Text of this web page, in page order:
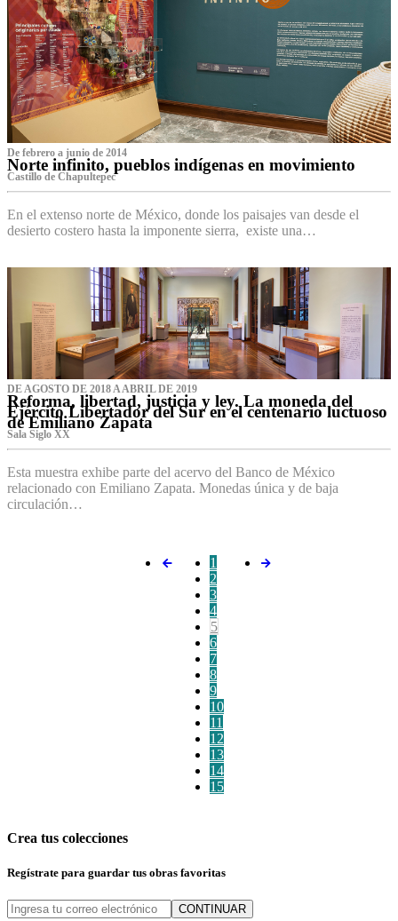
De febrero a junio de 2014
Norte infinito, pueblos indígenas en movimiento
Castillo de Chapultepec
En el extenso norte de México, donde los paisajes van desde el
desierto costero hasta la imponente sierra, existe una…
DE AGOSTO DE 2018 A ABRIL DE 2019
Reforma, libertad, justicia y ley. La moneda del
Ejército Libertador del Sur en el centenario luctuoso
de Emiliano Zapata
Sala Siglo XX
Esta muestra exhibe parte del acervo del Banco de México
relacionado con Emiliano Zapata. Monedas única y de baja
circulación…
1
2
3
4
5
6
7
8
9
10
11
12
13
14
15
Crea tus colecciones
Regístrate para guardar tus obras favoritas
CONTINUAR